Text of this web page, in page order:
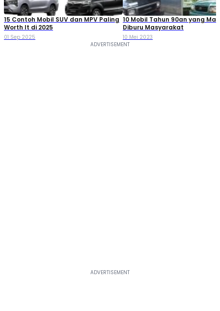
15 Contoh Mobil SUV dan MPV Paling
Worth It di 2025
01 Sep 2025
10 Mobil Tahun 90an yang
Diburu Masyarakat
10 Mei 2023